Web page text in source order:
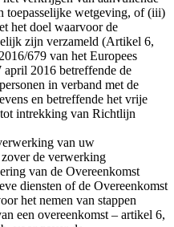
toepasselijke wetgeving, of (iii)
het doel waarvoor de
zijn verzameld (Artikel 6,
679 van het Europees
april 2016 betreffende de
in verband met de
en betreffende het vrije
intrekking van Richtlijn
van uw
de verwerking
van de Overeenkomst
diensten of de Overeenkomst
het nemen van stappen
een overeenkomst – artikel 6,